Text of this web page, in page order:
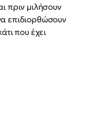
πριν μιλήσουν
επιδιορθώσουν
που έχει